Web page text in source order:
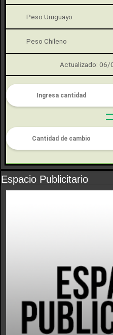
Peso Uruguayo
Peso Chileno
Actualizado:
Espacio Publicitario